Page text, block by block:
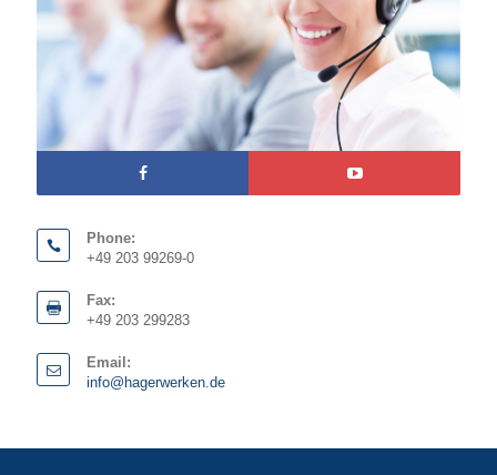
Phone:
+49 203 99269-0
Fax:
+49 203 299283
Email:
info@hagerwerken.de